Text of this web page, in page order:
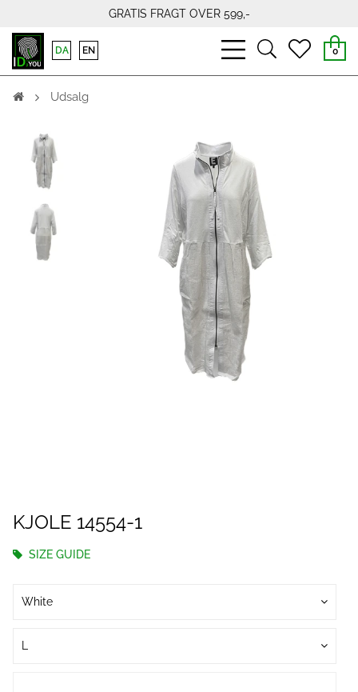
GRATIS FRAGT OVER 599,-
bars
light
searchheart
0
DA EN
Udsalg
KJOLE 14554-1
SIZE GUIDE
White